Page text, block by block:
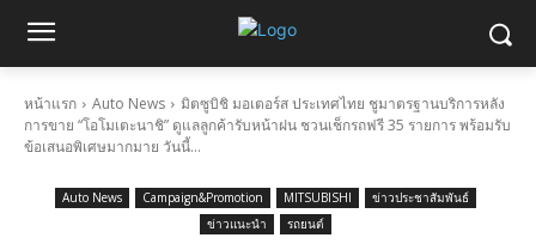
หน้าแรก Auto News
มิตซูบิชิ มอเตอร์ส ประเทศไทย ชูมาตรฐานบริการหลัง
การขาย “โอโมเตะนาชิ” ดูแลลูกค้ารับหน้าฝน ชวนเช็กรถฟรี 35 รายการ พร้อมรับ
ข้อเสนอพิเศษมากมาย วันนี้...
Auto News Campaign&Promotion MITSUBISHI
ข่าวประชาสัมพันธ์
ข่าวแนะนำ
รถยนต์